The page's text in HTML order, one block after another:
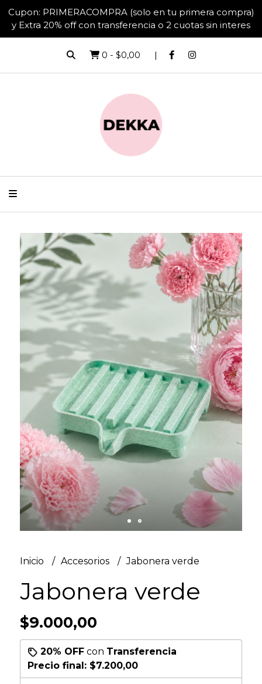
Cupon: PRIMERACOMPRA (solo en tu primera compra)
y Extra 20% off con transferencia o 2 cuotas sin interes
0 - $0,00
Inicio Accesorios Jabonera verde
Jabonera verde
$9.000,00
20% OFFcon Transferencia
Precio final: $7.200,00